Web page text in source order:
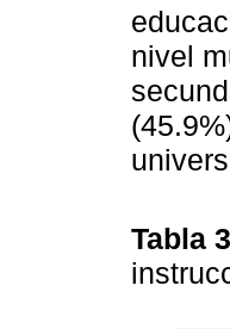
nivel
Tabla